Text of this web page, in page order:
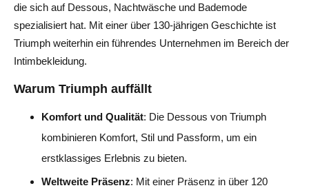
die sich auf Dessous, Nachtwäsche und Bademode
spezialisiert hat. Mit einer über 130-jährigen Geschichte ist
Triumph weiterhin ein führendes Unternehmen im Bereich der
Intimbekleidung.
Warum Triumph auffällt
Komfort und Qualität: Die Dessous von Triumph
kombinieren Komfort, Stil und Passform, um ein
erstklassiges Erlebnis zu bieten.
Weltweite Präsenz: Mit einer Präsenz in über 120